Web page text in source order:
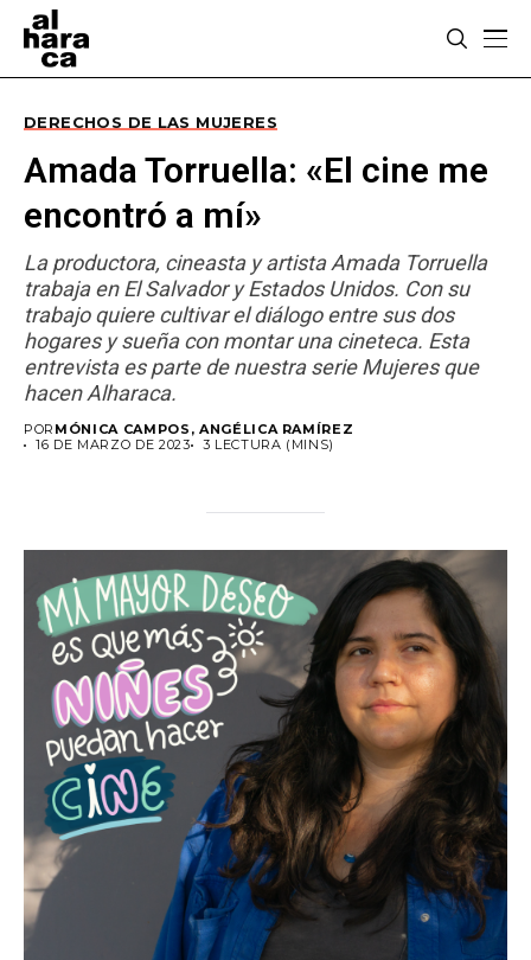
DERECHOS DE LAS MUJERES
Amada Torruella: «El cine me
encontró a mí»
La productora, cineasta y artista Amada Torruella
trabaja en El Salvador y Estados Unidos. Con su
trabajo quiere cultivar el diálogo entre sus dos
hogares y sueña con montar una cineteca. Esta
entrevista es parte de nuestra serie Mujeres que
hacen Alharaca.
POR MÓNICA CAMPOS, ANGÉLICA RAMÍREZ
16 DE MARZO DE 2023
3 LECTURA (MINS)